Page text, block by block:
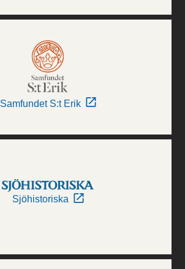
Samfundet S:t Erik
Sjöhistoriska